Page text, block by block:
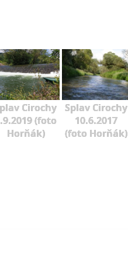
Cirochy
(foto
Horňák)
Splav Cirochy
10.6.2017
(foto Horňák)